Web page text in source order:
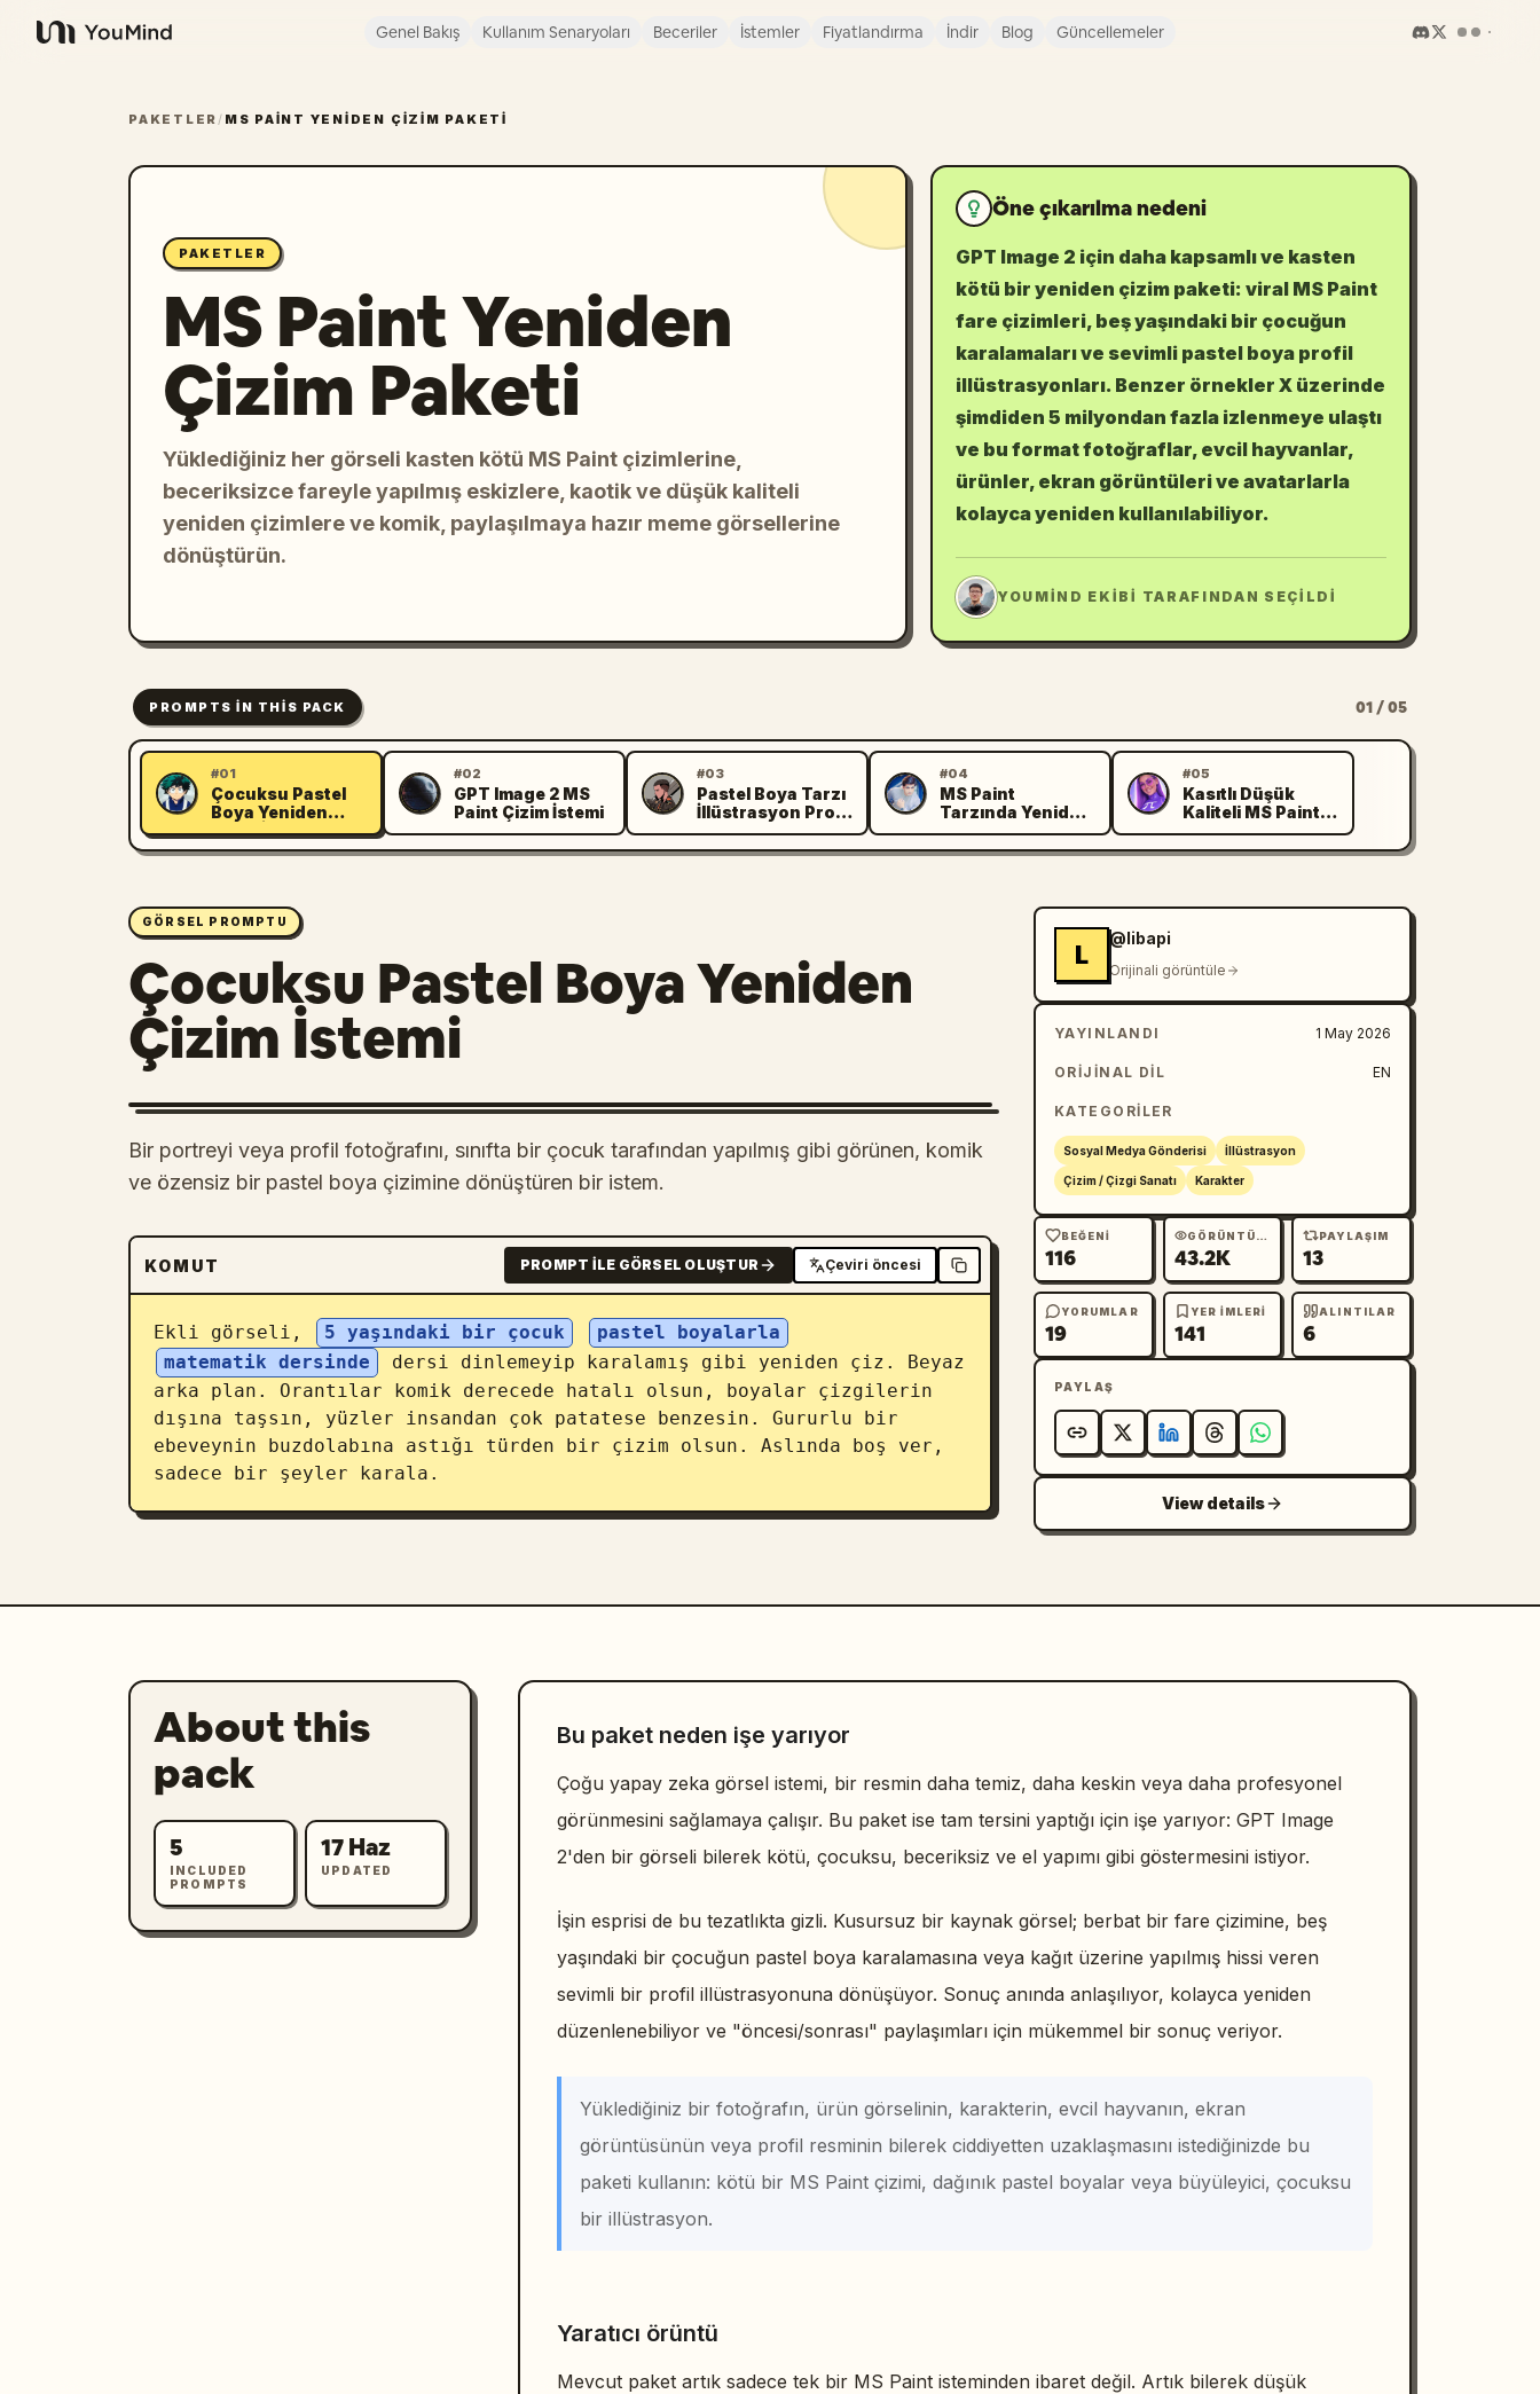
YouMind
Genel Bakış Kullanım Senaryoları Beceriler İstemler Fiyatlandırma İndir Blog Güncellemeler
PAKETLER / MS PAINT YENIDEN ÇIZIM PAKETI
PAKETLER
MS Paint Yeniden
Çizim Paketi
Yüklediğiniz her görseli kasten kötü MS Paint çizimlerine,
beceriksizce fareyle yapılmış eskizlere, kaotik ve düşük kaliteli
yeniden çizimlere ve komik, paylaşılmaya hazır meme görsellerine
dönüştürün.
Öne çıkarılma nedeni
GPT Image 2 için daha kapsamlı ve kasten
kötü bir yeniden çizim paketi: viral MS Paint
fare çizimleri, beş yaşındaki bir çocuğun
karalamaları ve sevimli pastel boya profil
illüstrasyonları. Benzer örnekler X üzerinde
şimdiden 5 milyondan fazla izlenmeye ulaştı
ve bu format fotoğraflar, evcil hayvanlar,
ürünler, ekran görüntüleri ve avatarlarla
kolayca yeniden kullanılabiliyor.
JL YOUMIND EKIBI TARAFINDAN SEÇILDI
PROMPTS IN THIS PACK 01 / 05
L
#01
Çocuksu Pastel
Boya Yeniden
Çizim İstemi
C
#02
GPT Image 2 MS
Paint Çizim İstemi
M
#03
Pastel Boya Tarzı
İllüstrasyon Profil
Resmi
J
#04
MS Paint
Tarzında Yeniden
Çizim
P
#05
Kasıtlı Düşük
Kaliteli MS Paint
Yeniden Çizimi
GÖRSEL PROMPTU
Çocuksu Pastel Boya Yeniden
Çizim İstemi
Bir portreyi veya profil fotoğrafını, sınıfta bir çocuk tarafından yapılmış gibi görünen, komik
ve özensiz bir pastel boya çizimine dönüştüren bir istem.
KOMUT PROMPT ILE GÖRSEL OLUŞTUR Çeviri öncesi
Ekli görseli, 5 yaşındaki bir çocuk
pastel boyalarla
matematik dersinde
dersi dinlemeyip karalamış gibi yeniden çiz. Beyaz
arka plan. Orantılar komik derecede hatalı olsun, boyalar çizgilerin
dışına taşsın, yüzler insandan çok patatese benzesin. Gururlu bir
ebeveynin buzdolabına astığı türden bir çizim olsun. Aslında boş ver,
sadece bir şeyler karala.
L
@libapi
Orijinali görüntüle
YAYINLANDI 1 May 2026
ORIJINAL DIL EN
KATEGORILER
Sosyal Medya Gönderisi İllüstrasyon
Çizim / Çizgi Sanatı Karakter
BEĞENI
116
GÖRÜNTÜLEME
43.2K
PAYLAŞIM
13
YORUMLAR
19
YER IMLERI
141
ALINTILAR
6
PAYLAŞ
View details
About this
pack
5
INCLUDED
PROMPTS
17 Haz
UPDATED
Bu paket neden işe yarıyor
Çoğu yapay zeka görsel istemi, bir resmin daha temiz, daha keskin veya daha profesyonel
görünmesini sağlamaya çalışır. Bu paket ise tam tersini yaptığı için işe yarıyor: GPT Image
2'den bir görseli bilerek kötü, çocuksu, beceriksiz ve el yapımı gibi göstermesini istiyor.
İşin esprisi de bu tezatlıkta gizli. Kusursuz bir kaynak görsel; berbat bir fare çizimine, beş
yaşındaki bir çocuğun pastel boya karalamasına veya kağıt üzerine yapılmış hissi veren
sevimli bir profil illüstrasyonuna dönüşüyor. Sonuç anında anlaşılıyor, kolayca yeniden
düzenlenebiliyor ve "öncesi/sonrası" paylaşımları için mükemmel bir sonuç veriyor.
Yüklediğiniz bir fotoğrafın, ürün görselinin, karakterin, evcil hayvanın, ekran
görüntüsünün veya profil resminin bilerek ciddiyetten uzaklaşmasını istediğinizde bu
paketi kullanın: kötü bir MS Paint çizimi, dağınık pastel boyalar veya büyüleyici, çocuksu
bir illüstrasyon.
Yaratıcı örüntü
Mevcut paket artık sadece tek bir MS Paint isteminden ibaret değil. Artık bilerek düşük